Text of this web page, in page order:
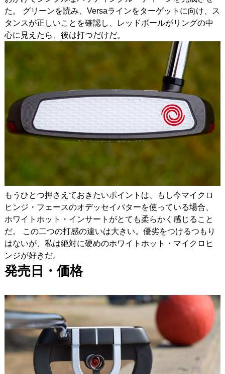
た。 グリーンを読み、Versaラインをターゲットに向け、ス
タンスが正しいことを確認し、レッドボールがリングの中
心に見えたら、後は打つだけだ。
もうひとつ押さえておきたいポイントは、もし今マイクロ
ヒンジ・フェースのオデッセイパターを使っている場合、
ホワイトホット・インサートがとても柔らかく感じること
だ。 この二つの打感の違いは大きい。優劣をつけるつもり
はないが、私は絶対に硬めのホワイトホット・マイクロヒ
ンジが好きだ。
発売日・価格